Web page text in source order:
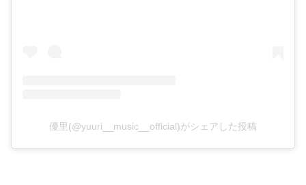
優里(@yuuri__music__official)がシェアした投稿